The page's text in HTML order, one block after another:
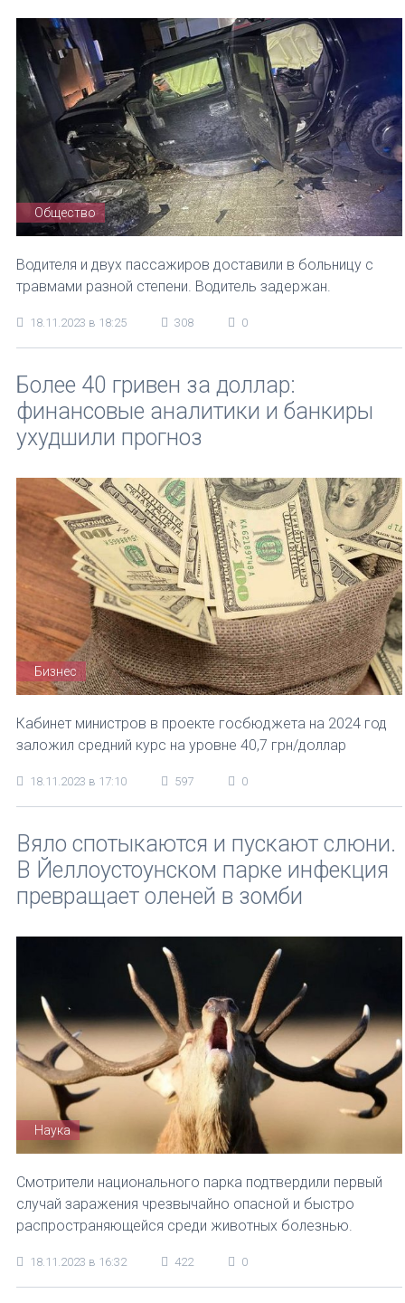
Общество
Водителя и двух пассажиров доставили в больницу с
травмами разной степени. Водитель задержан.
18.11.2023 в 18:25 308 0
Более 40 гривен за доллар:
финансовые аналитики и банкиры
ухудшили прогноз
Бизнес
Кабинет министров в проекте госбюджета на 2024 год
заложил средний курс на уровне 40,7 грн/доллар
18.11.2023 в 17:10 597 0
Вяло спотыкаются и пускают слюни.
В Йеллоустоунском парке инфекция
превращает оленей в зомби
Наука
Смотрители национального парка подтвердили первый
случай заражения чрезвычайно опасной и быстро
распространяющейся среди животных болезнью.
18.11.2023 в 16:32 422 0